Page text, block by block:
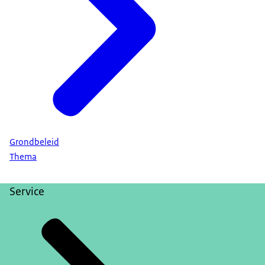
Grondbeleid
Thema
Service